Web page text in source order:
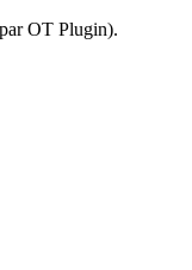
OT Plugin).